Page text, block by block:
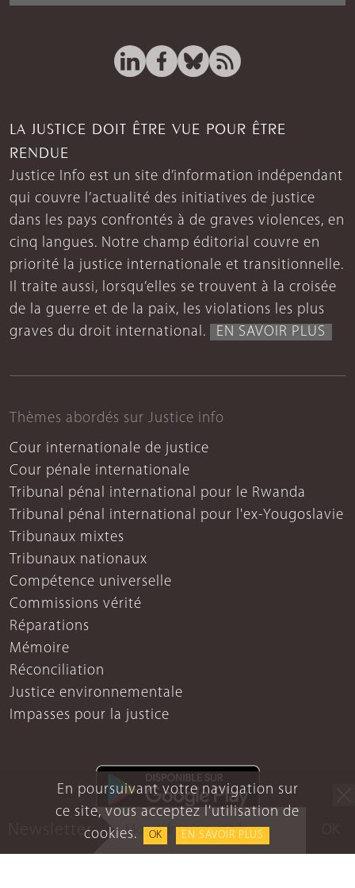
En poursuivant votre navigation sur
ce site, vous acceptez l'utilisation de
cookies.
OK EN SAVOIR PLUS
LA JUSTICE DOIT ÊTRE VUE POUR ÊTRE
RENDUE
Justice Info est un site d’information indépendant
qui couvre l’actualité des initiatives de justice
dans les pays confrontés à de graves violences, en
cinq langues. Notre champ éditorial couvre en
priorité la justice internationale et transitionnelle.
Il traite aussi, lorsqu’elles se trouvent à la croisée
de la guerre et de la paix, les violations les plus
graves du droit international.
EN SAVOIR PLUS
Thèmes abordés sur Justice info
Cour internationale de justice
Cour pénale internationale
Tribunal pénal international pour le Rwanda
Tribunal pénal international pour l'ex-Yougoslavie
Tribunaux mixtes
Tribunaux nationaux
Compétence universelle
Commissions vérité
Réparations
Mémoire
Réconciliation
Justice environnementale
Impasses pour la justice
Mentions légales
Newsletter